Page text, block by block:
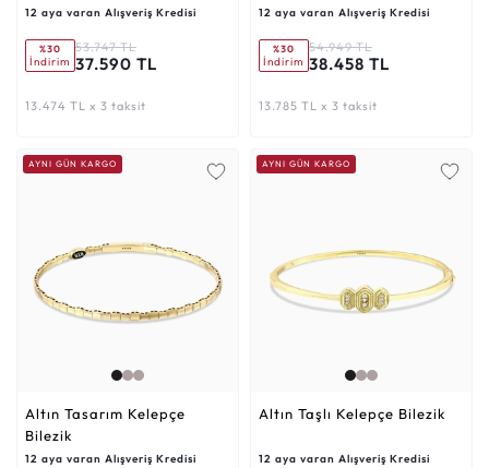
12 aya varan Alışveriş Kredisi
%30
İndirim
53.747 TL
37.590 TL
13.474 TL x 3 taksit
12 aya varan Alışveriş Kredisi
%30
İndirim
54.949 TL
38.458 TL
13.785 TL x 3 taksit
AYNI GÜN KARGO
Altın Tasarım Kelepçe
Bilezik
12 aya varan Alışveriş Kredisi
AYNI GÜN KARGO
Altın Taşlı Kelepçe Bilezik
12 aya varan Alışveriş Kredisi